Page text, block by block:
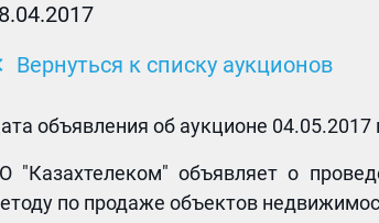
Вернуться к списку аукционов
объявления об аукционе 04.05.2017
"Казахтелеком" объявляет о
по продаже объектов